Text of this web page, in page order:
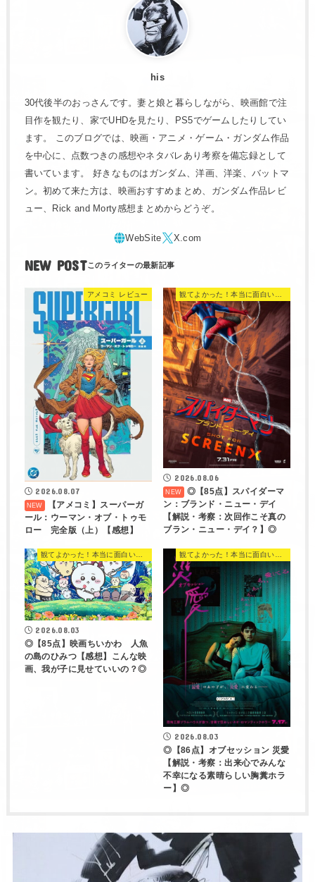
his
30代後半のおっさんです。妻と娘と暮らしながら、映画館で注
目作を観たり、家でUHDを見たり、PS5でゲームしたりしてい
ます。 このブログでは、映画・アニメ・ゲーム・ガンダム作品
を中心に、点数つきの感想やネタバレあり考察を備忘録として
書いています。 好きなものはガンダム、洋画、洋楽、バットマ
ン。初めて来た方は、映画おすすめまとめ、ガンダム作品レビ
ュー、Rick and Morty感想まとめからどうぞ。
NEW POST
アメコミ レビュー
2026.08.07
【アメコミ】スーパーガ
ール：ウーマン・オブ・トゥモ
ロー 完全版（上）【感想】
2026.08.06
◎【85点】スパイダーマ
ン：ブランド・ニュー・デイ
【解説・考察：次回作こそ真の
ブラン・ニュー・デイ？】◎
観てよかった！本当に面白い映画 560選
2026.08.03
◎【85点】映画ちいかわ 人魚
の島のひみつ【感想】こんな映
画、我が子に見せていいの？◎
観てよかった！本当に面白い映画 560選
2026.08.03
◎【86点】オブセッション 災愛
【解説・考察：出来心でみんな
不幸になる素晴らしい胸糞ホラ
ー】◎